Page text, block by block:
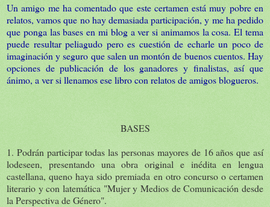
Un amigo me ha comentado que este certamen está muy pobre en
relatos, vamos que no hay demasiada participación, y me ha pedido
que ponga las bases en mi blog a ver si animamos la cosa. El tema
puede resultar peliagudo pero es cuestión de echarle un poco de
imaginación y seguro que salen un montón de buenos cuentos. Hay
opciones de publicación de los ganadores y finalistas, así que
ánimo, a ver si llenamos ese libro con relatos de amigos blogueros.
BASES
1. Podrán participar todas las personas mayores de 16 años que así
lodeseen, presentando una obra original e inédita en lengua
castellana, queno haya sido premiada en otro concurso o certamen
literario y con latemática "Mujer y Medios de Comunicación desde
la Perspectiva de Género".